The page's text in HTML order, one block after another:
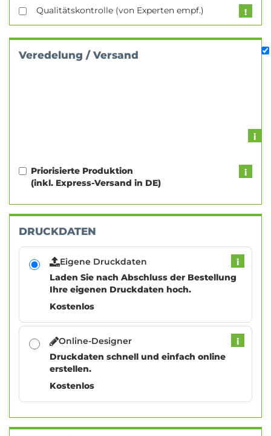
Qualitätskontrolle (von Experten empf.)
Veredelung / Versand
Priorisierte Produktion
(inkl. Express-Versand in DE)
DRUCKDATEN
Eigene Druckdaten
Laden Sie nach Abschluss der Bestellung
Ihre eigenen Druckdaten hoch.
Kostenlos
i
Online-Designer
Druckdaten schnell und einfach online
erstellen.
Kostenlos
i